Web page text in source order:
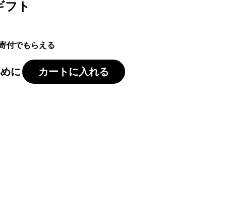
フト
付でもらえる
に カートに入れる